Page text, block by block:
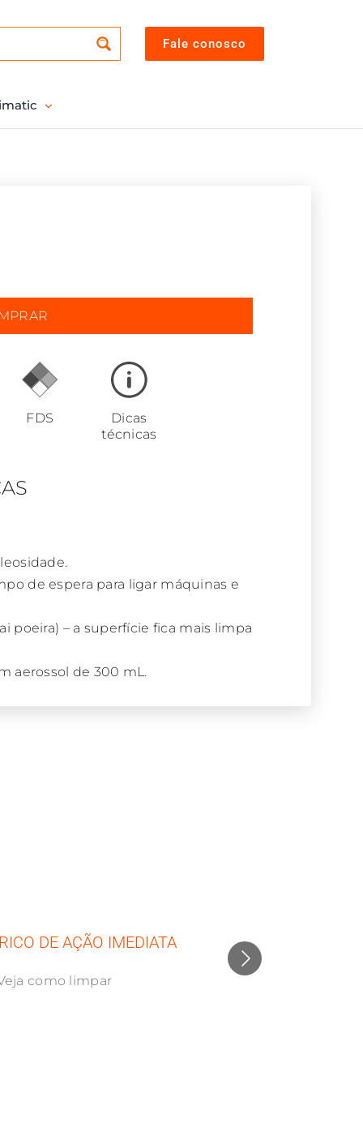
Fale conosco
FDS
Dicas
técnicas
de espera para ligar máquinas e
poeira) – a superfície fica mais limpa
aerossol de 300 mL.
DE AÇÃO IMEDIATA
como limpar